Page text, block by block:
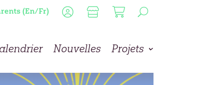
(En/Fr)
Nouvelles Projets